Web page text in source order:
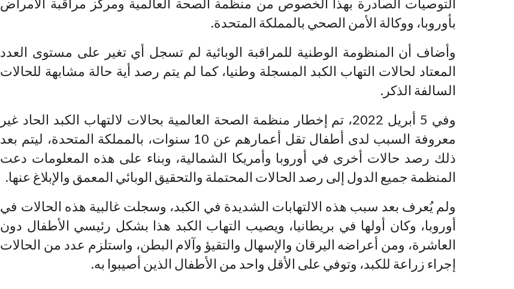
التوصيات الصادرة بهذا الخصوص من منظمة الصحة العالمية ومركز مراقبة الأمراض
بأوروبا، ووكالة الأمن الصحي بالمملكة المتحدة.
وأضاف أن المنظومة الوطنية للمراقبة الوبائية لم تسجل أي تغير على مستوى العدد
المعتاد لحالات التهاب الكبد المسجلة وطنيا، كما لم يتم رصد أية حالة مشابهة للحالات
السالفة الذكر.
وفي 5 أبريل 2022، تم إخطار منظمة الصحة العالمية بحالات لالتهاب الكبد الحاد غير
معروفة السبب لدى أطفال تقل أعمارهم عن 10 سنوات، بالمملكة المتحدة، ليتم بعد
ذلك رصد حالات أخرى في أوروبا وأمريكا الشمالية، وبناء على هذه المعلومات دعت
المنظمة جميع الدول إلى رصد الحالات المحتملة والتحقيق الوبائي المعمق والإبلاغ عنها.
ولم يُعرف بعد سبب هذه الالتهابات الشديدة في الكبد، وسجلت غالبية هذه الحالات في
أوروبا، وكان أولها في بريطانيا، ويصيب التهاب الكبد هذا بشكل رئيسي الأطفال دون
العاشرة، ومن أعراضه اليرقان والإسهال والتقيؤ وآلام البطن، واستلزم عدد من الحالات
إجراء زراعة للكبد، وتوفي على الأقل واحد من الأطفال الذين أصيبوا به.